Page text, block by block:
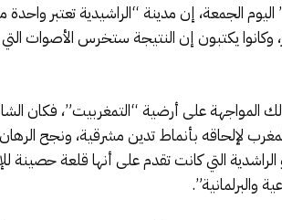
الجمعة، إن مدينة “الراشيدية تعتبر واحدة
وكانوا يكتبون إن النتيجة ستخرس الأصوات
المواجهة على أرضية “التمغربيت”، فكان
لإلحاقه بأنماط تدين مشرقية، ونجح
التي كانت تقدم على أنها قلعة حصينة
والبرلمانية”.